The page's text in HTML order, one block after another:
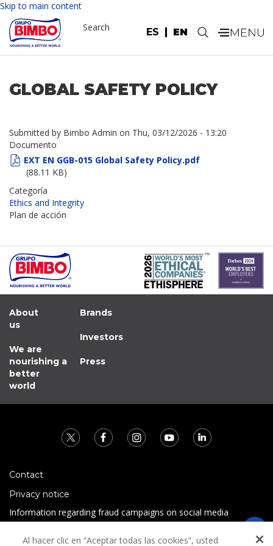
Skip to main content
ES EN
Search .
GLOBAL SAFETY POLICY
Submitted by Bimbo Admin on Thu, 03/12/2026 - 13:20
Documento
EXT EN GGB-015 Global Safety Policy.pdf
(88.11 KB)
Categoría
Ethics and Integrity
Plan de acción
About
us
We are
nourishing a
better
world
Brands
Investors
Press
Contact
Privacy notice
Information regarding fraud campaigns on social media
Al hacer clic en “Aceptar todas las cookies”, usted